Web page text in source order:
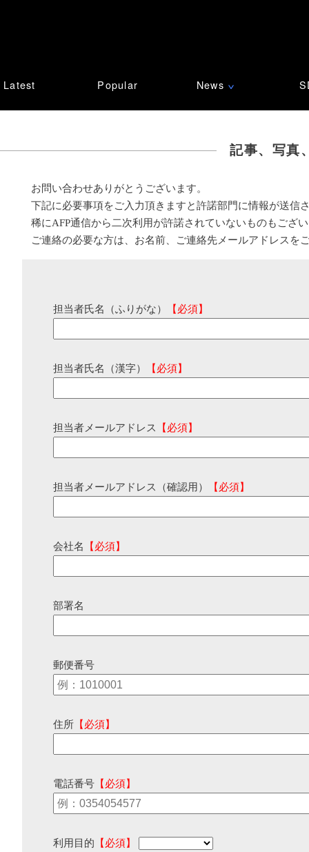
Latest Popular News ∨
記事、写真
お問い合わせありがとうございます。
下記に必要事項をご入力頂きますと許諾部門に情報が送信
稀にAFP通信から二次利用が許諾されていないものもござ
ご連絡の必要な方は、お名前、ご連絡先メールアドレスを
担当者氏名（ふりがな） 【必須】
担当者氏名（漢字） 【必須】
担当者メールアドレス 【必須】
担当者メールアドレス（確認用） 【必須】
会社名 【必須】
部署名
郵便番号
住所 【必須】
電話番号 【必須】
利用目的 【必須】